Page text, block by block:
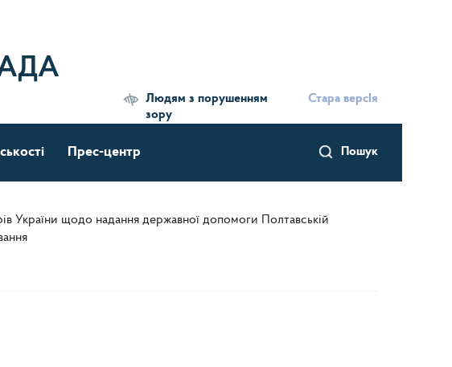
Людям з порушенням
зору
Стара версІя
Пошук
Прес-центр
України щодо надання державної допомоги Полтавській